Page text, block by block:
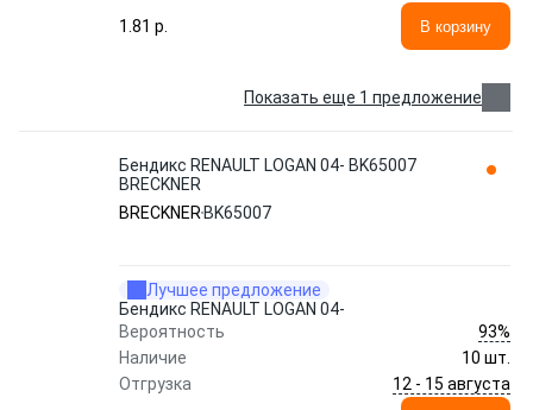
1.81 p.
В корзину
Показать еще 1 предложение
Бендикс RENAULT LOGAN 04- BK65007
BRECKNER
BRECKNER BK65007
Лучшее предложение
Бендикс RENAULT LOGAN 04-
Вероятность
93%
Наличие
10 шт.
Отгрузка
12 - 15 августа